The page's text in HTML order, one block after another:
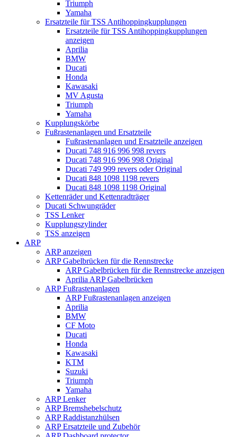
Triumph
Yamaha
Ersatzteile für TSS Antihoppingkupplungen
Ersatzteile für TSS Antihoppingkupplungen
anzeigen
Aprilia
BMW
Ducati
Honda
Kawasaki
MV Agusta
Triumph
Yamaha
Kupplungskörbe
Fußrastenanlagen und Ersatzteile
Fußrastenanlagen und Ersatzteile anzeigen
Ducati 748 916 996 998 revers
Ducati 748 916 996 998 Original
Ducati 749 999 revers oder Original
Ducati 848 1098 1198 revers
Ducati 848 1098 1198 Original
Kettenräder und Kettenradträger
Ducati Schwungräder
TSS Lenker
Kupplungszylinder
TSS anzeigen
ARP
ARP anzeigen
ARP Gabelbrücken für die Rennstrecke
ARP Gabelbrücken für die Rennstrecke anzeigen
Aprilia ARP Gabelbrücken
ARP Fußrastenanlagen
ARP Fußrastenanlagen anzeigen
Aprilia
BMW
CF Moto
Ducati
Honda
Kawasaki
KTM
Suzuki
Triumph
Yamaha
ARP Lenker
ARP Bremshebelschutz
ARP Raddistanzhülsen
ARP Ersatzteile und Zubehör